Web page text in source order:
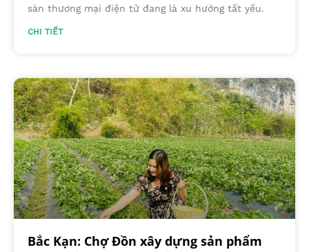
sàn thương mại điện tử đang là xu hướng tất yếu.
CHI TIẾT
Bắc Kạn: Chợ Đồn xây dựng sản phẩm